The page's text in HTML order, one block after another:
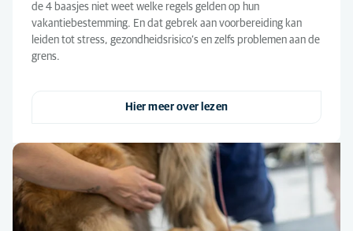
de 4 baasjes niet weet welke regels gelden op hun
vakantiebestemming. En dat gebrek aan voorbereiding kan
leiden tot stress, gezondheidsrisico’s en zelfs problemen aan de
grens.
Hier meer over lezen